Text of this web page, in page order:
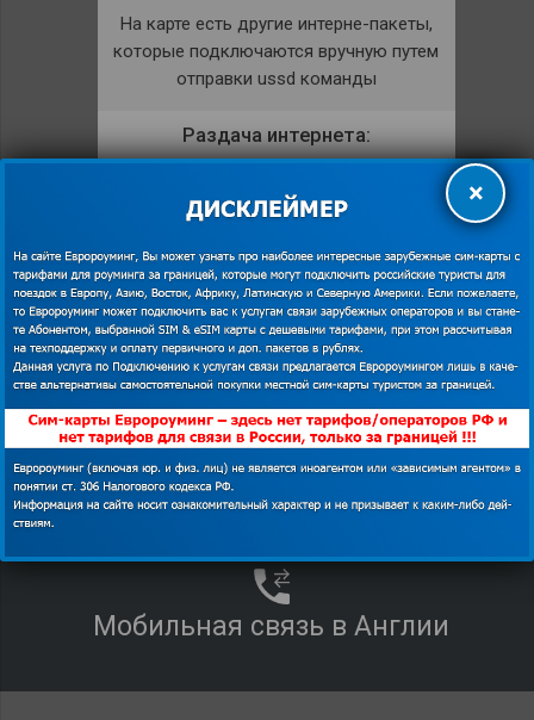
На карте есть другие интерне-пакеты,
которые подключаются вручную путем
отправки ussd команды
Раздача интернета:
КУПИТЬ
descriptionПОДРОБНЕЕ
Другие тарифы на интернет в Англии
Мобильный интернет Globalsim в Англии
Мобильная связь в Англии
×